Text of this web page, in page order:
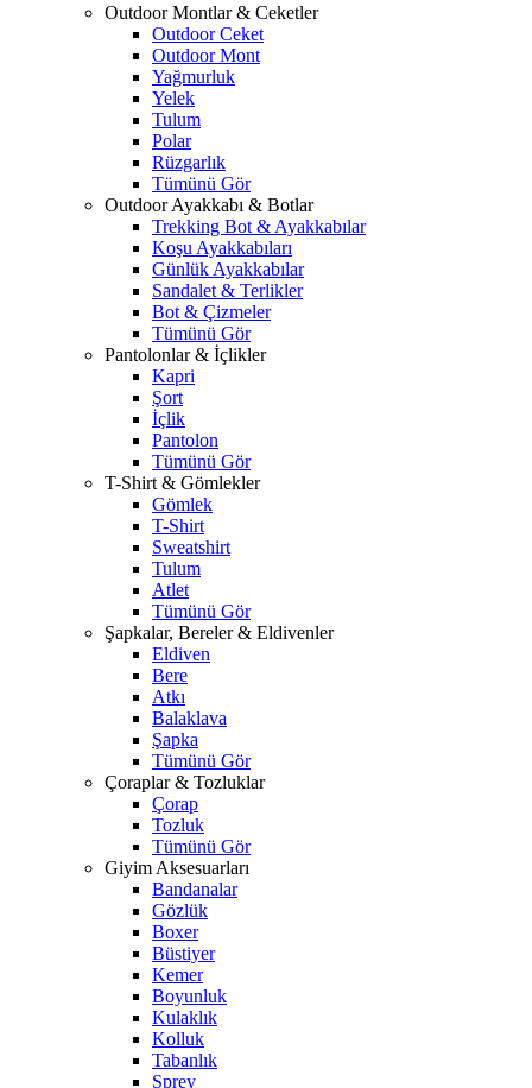
Outdoor Montlar & Ceketler
Outdoor Ceket
Outdoor Mont
Yağmurluk
Yelek
Tulum
Polar
Rüzgarlık
Tümünü Gör
Outdoor Ayakkabı & Botlar
Trekking Bot & Ayakkabılar
Koşu Ayakkabıları
Günlük Ayakkabılar
Sandalet & Terlikler
Bot & Çizmeler
Tümünü Gör
Pantolonlar & İçlikler
Kapri
Şort
İçlik
Pantolon
Tümünü Gör
T-Shirt & Gömlekler
Gömlek
T-Shirt
Sweatshirt
Tulum
Atlet
Tümünü Gör
Şapkalar, Bereler & Eldivenler
Eldiven
Bere
Atkı
Balaklava
Şapka
Tümünü Gör
Çoraplar & Tozluklar
Çorap
Tozluk
Tümünü Gör
Giyim Aksesuarları
Bandanalar
Gözlük
Boxer
Büstiyer
Kemer
Boyunluk
Kulaklık
Kolluk
Tabanlık
Sprey